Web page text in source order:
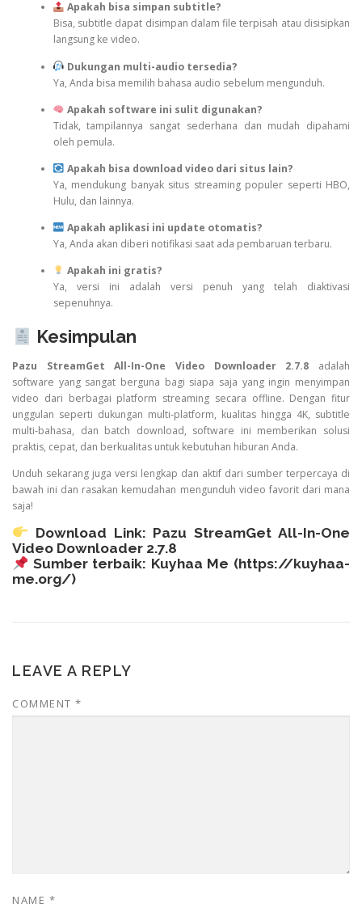
Apakah bisa simpan subtitle?
Bisa, subtitle dapat disimpan dalam file terpisah atau disisipkan
langsung ke video.
Dukungan multi-audio tersedia?
Ya, Anda bisa memilih bahasa audio sebelum mengunduh.
Apakah software ini sulit digunakan?
Tidak, tampilannya sangat sederhana dan mudah dipahami
oleh pemula.
Apakah bisa download video dari situs lain?
Ya, mendukung banyak situs streaming populer seperti HBO,
Hulu, dan lainnya.
Apakah aplikasi ini update otomatis?
Ya, Anda akan diberi notifikasi saat ada pembaruan terbaru.
Apakah ini gratis?
Ya, versi ini adalah versi penuh yang telah diaktivasi
sepenuhnya.
Kesimpulan
Pazu StreamGet All-In-One Video Downloader 2.7.8 adalah
software yang sangat berguna bagi siapa saja yang ingin menyimpan
video dari berbagai platform streaming secara offline. Dengan fitur
unggulan seperti dukungan multi-platform, kualitas hingga 4K, subtitle
multi-bahasa, dan batch download, software ini memberikan solusi
praktis, cepat, dan berkualitas untuk kebutuhan hiburan Anda.
Unduh sekarang juga versi lengkap dan aktif dari sumber terpercaya di
bawah ini dan rasakan kemudahan mengunduh video favorit dari mana
saja!
Download Link: Pazu StreamGet All-In-One
Video Downloader 2.7.8
Sumber terbaik: Kuyhaa Me (https://kuyhaa-
me.org/)
LEAVE A REPLY
COMMENT *
NAME *